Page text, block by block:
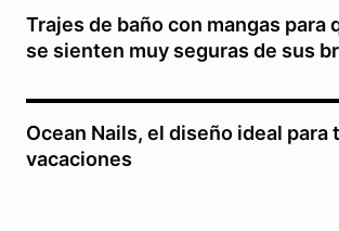
Trajes de baño con mangas para
se sienten muy seguras de sus
Ocean Nails, el diseño ideal para
vacaciones